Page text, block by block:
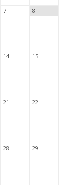
7 8
14 15
21 22
28 29